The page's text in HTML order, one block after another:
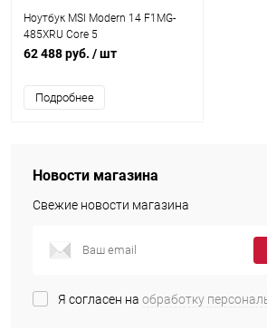
Ноутбук MSI Modern 14 F1MG-
485XRU Core 5
120U/16Gb/512Gb SSD/VGA Int
62 488 руб. / шт
Подробнее
Новости магазина
Свежие новости магазина
Я согласен на обработку